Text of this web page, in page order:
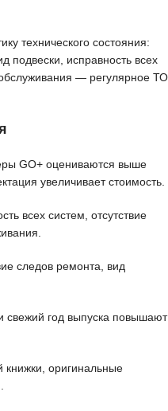
технического состояния:
подвески, исправность всех
— регулярное ТО
GO+ оцениваются выше
увеличивает стоимость.
всех систем, отсутствие
следов ремонта, вид
свежий год выпуска повышают
книжки, оригинальные